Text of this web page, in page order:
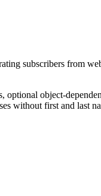
subscribers from
optional object-
without first and last